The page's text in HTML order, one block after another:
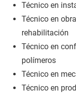
Técnico en
Técnico en
rehabilitación
Técnico en
polímeros
Técnico en
Técnico en